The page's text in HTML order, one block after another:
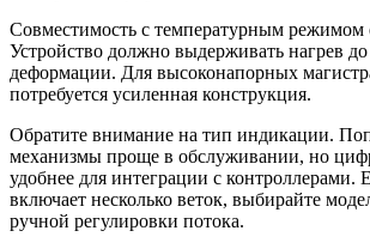
Совместимость с температурным режимом
Устройство должно выдерживать нагрев до
деформации. Для высоконапорных
потребуется усиленная конструкция.
Обратите внимание на тип индикации.
механизмы проще в обслуживании, но
удобнее для интеграции с контроллерами.
включает несколько веток, выбирайте
ручной регулировки потока.